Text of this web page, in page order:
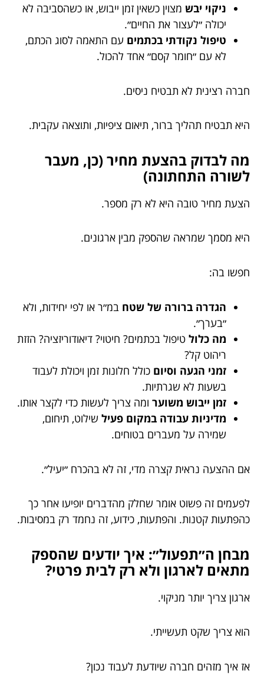
ניקוי יבש מצוין כשאין זמן ייבוש, או כשהסביבה לא
יכולה ״לעצור את החיים״.
טיפול נקודתי בכתמים עם התאמה לסוג הכתם,
לא עם ״חומר קסם״ אחד להכול.
חברה רצינית לא תבטיח ניסים.
היא תבטיח תהליך ברור, תיאום ציפיות, ותוצאה עקבית.
מה לבדוק בהצעת מחיר (כן, מעבר
לשורה התחתונה)
הצעת מחיר טובה היא לא רק מספר.
היא מסמך שמראה שהספק מבין ארגונים.
חפשו בה:
הגדרה ברורה של שטח במ״ר או לפי יחידות, ולא
״בערך״.
מה כלול טיפול בכתמים? חיטוי? דיאודוריזציה? הזזת
ריהוט קל?
זמני הגעה וסיום כולל חלונות זמן ויכולת לעבוד
בשעות לא שגרתיות.
זמן ייבוש משוער ומה צריך לעשות כדי לקצר אותו.
מדיניות עבודה במקום פעיל שילוט, תיחום,
שמירה על מעברים בטוחים.
אם ההצעה נראית קצרה מדי, זה לא בהכרח ״יעיל״.
לפעמים זה פשוט אומר שחלק מהדברים יופיעו אחר כך
כהפתעות קטנות. והפתעות, כידוע, זה נחמד רק במסיבות.
מבחן ה״תפעול״: איך יודעים שהספק
מתאים לארגון ולא רק לבית פרטי?
ארגון צריך יותר מניקוי.
הוא צריך שקט תעשייתי.
אז איך מזהים חברה שיודעת לעבוד נכון?